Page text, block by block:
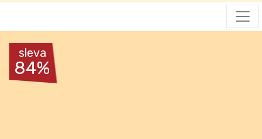
sleva
84%